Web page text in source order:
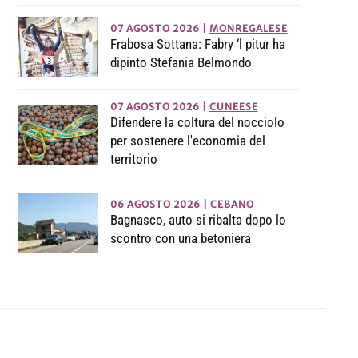
07 AGOSTO 2026 MONREGALESE
Frabosa Sottana: Fabry ‘l pitur ha
dipinto Stefania Belmondo
07 AGOSTO 2026 CUNEESE
Difendere la coltura del nocciolo
per sostenere l'economia del
territorio
06 AGOSTO 2026 CEBANO
Bagnasco, auto si ribalta dopo lo
scontro con una betoniera